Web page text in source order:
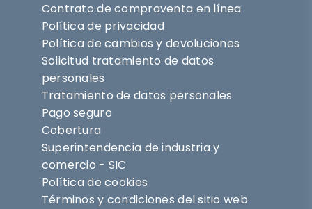
Contrato de compraventa en línea
Política de privacidad
Política de cambios y devoluciones
Solicitud tratamiento de datos
personales
Tratamiento de datos personales
Pago seguro
Cobertura
Superintendencia de industria y
comercio - SIC
Política de cookies
Términos y condiciones del sitio web